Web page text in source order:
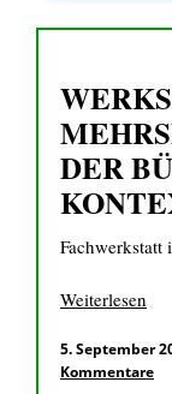
nach:
DER
Fachwerkstatt
Weiterlesen
5. September
Kommentare